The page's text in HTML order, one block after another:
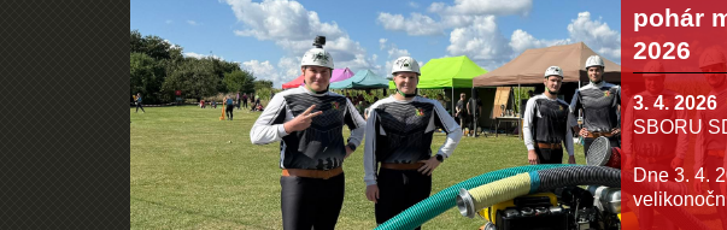
pohár
2026
3. 4. 2026
SBORU
Dne 3. 4.